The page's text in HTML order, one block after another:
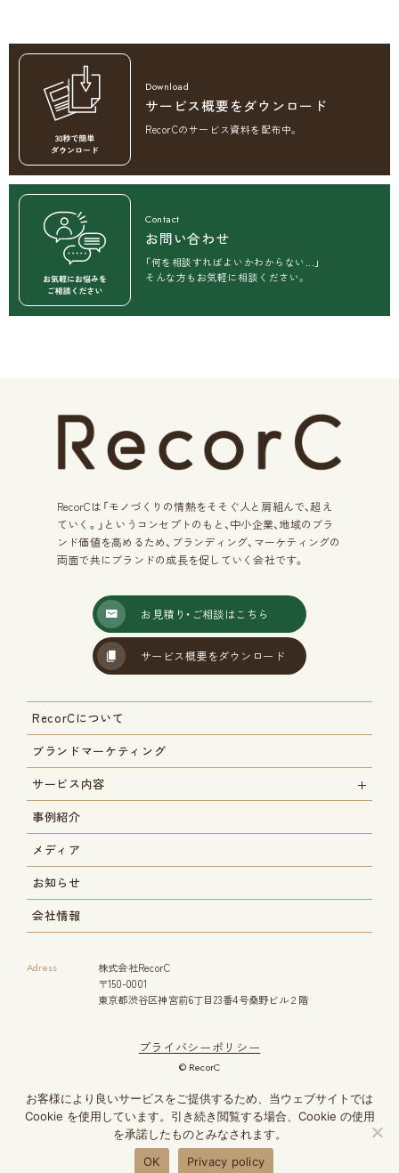
サービス概要をダウンロード
RecorCのサービス資料を配布中。
お問い合わせ
「何を相談すればよいかわからない...」
そんな方もお気軽に相談ください。
RecorCは「モノづくりの情熱をそそぐ人と肩組んで、超え
ていく。」 というコンセプトのもと、中小企業、地域のブラ
ンド価値を高めるため、 ブランディング、マーケティングの
両面で共にブランドの成長を促していく会社です。
お見積り・ご相談はこちら
サービス概要をダウンロード
RecorCについて
ブランドマーケティング
サービス内容
事例紹介
メディア
お知らせ
会社情報
Adress
株式会社RecorC
〒150-0001
東京都渋谷区神宮前6丁目23番4号桑野ビル２階
プライバシーポリシー
© RecorC
このサイトはreCAPTCHAによって保護されており、Googleの
プライバシーポリシーと利用規約が適用されます。
お客様により良いサービスをご提供するため、当ウェブサイトでは
Cookie を使用しています。引き続き閲覧する場合、Cookie の使用
を承諾したものとみなされます。
OK
Privacy policy